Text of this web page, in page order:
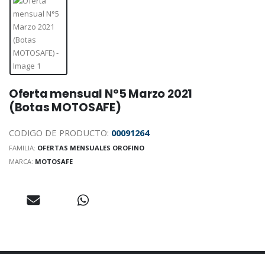
Oferta mensual N°5 Marzo 2021
(Botas MOTOSAFE)
CODIGO DE PRODUCTO: 00091264
FAMILIA: OFERTAS MENSUALES OROFINO
MARCA: MOTOSAFE